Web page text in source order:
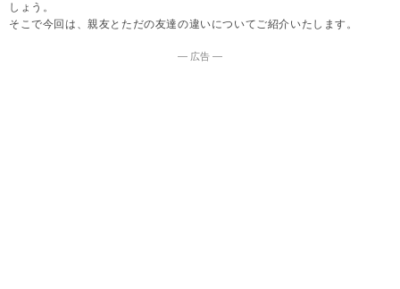
しょう。
そこで今回は、親友とただの友達の違いについてご紹介いたします。
― 広告 ―